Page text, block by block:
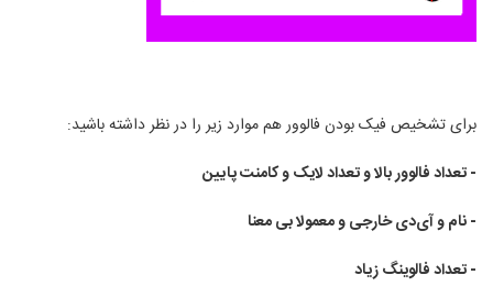
برای تشخیص فیک بودن فالوور هم موارد زیر را در نظر داشته باشید:
- تعداد فالوور بالا و تعداد لایک و کامنت پایین
- نام و آی‌دی خارجی و معمولا بی معنا
- تعداد فالوینگ زیاد